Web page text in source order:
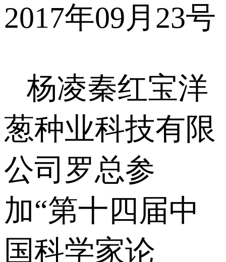
2017年09月23号
杨凌秦红宝洋
葱种业科技有限
公司罗总参
加“第十四届中
国科学家论